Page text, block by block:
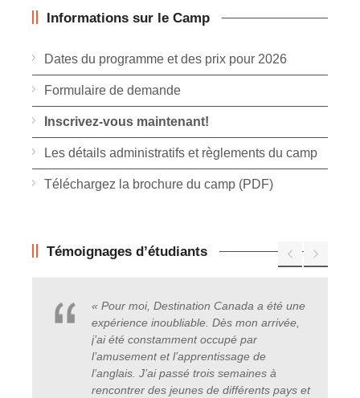
Informations sur le Camp
Dates du programme et des prix pour 2026
Formulaire de demande
Inscrivez-vous maintenant!
Les détails administratifs et règlements du camp
Téléchargez la brochure du camp (PDF)
Témoignages d’étudiants
« Pour moi, Destination Canada a été une
expérience inoubliable. Dès mon arrivée,
j’ai été constamment occupé par
l’amusement et l’apprentissage de
l’anglais. J’ai passé trois semaines à
rencontrer des jeunes de différents pays et